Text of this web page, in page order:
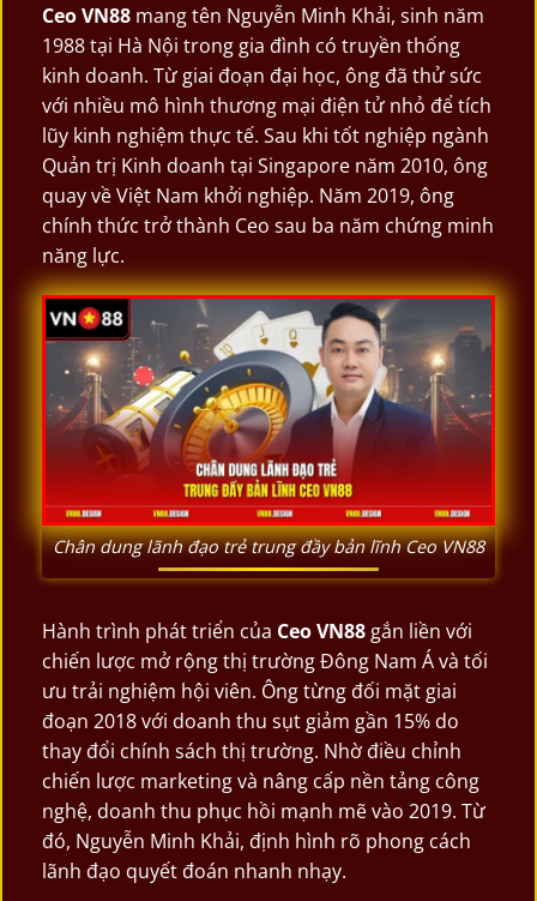
Ceo VN88 mang tên Nguyễn Minh Khải, sinh năm
1988 tại Hà Nội trong gia đình có truyền thống
kinh doanh. Từ giai đoạn đại học, ông đã thử sức
với nhiều mô hình thương mại điện tử nhỏ để tích
lũy kinh nghiệm thực tế. Sau khi tốt nghiệp ngành
Quản trị Kinh doanh tại Singapore năm 2010, ông
quay về Việt Nam khởi nghiệp. Năm 2019, ông
chính thức trở thành Ceo sau ba năm chứng minh
năng lực.
Chân dung lãnh đạo trẻ trung đầy bản lĩnh Ceo VN88
Hành trình phát triển của Ceo VN88 gắn liền với
chiến lược mở rộng thị trường Đông Nam Á và tối
ưu trải nghiệm hội viên. Ông từng đối mặt giai
đoạn 2018 với doanh thu sụt giảm gần 15% do
thay đổi chính sách thị trường. Nhờ điều chỉnh
chiến lược marketing và nâng cấp nền tảng công
nghệ, doanh thu phục hồi mạnh mẽ vào 2019. Từ
đó, Nguyễn Minh Khải, định hình rõ phong cách
lãnh đạo quyết đoán nhanh nhạy.